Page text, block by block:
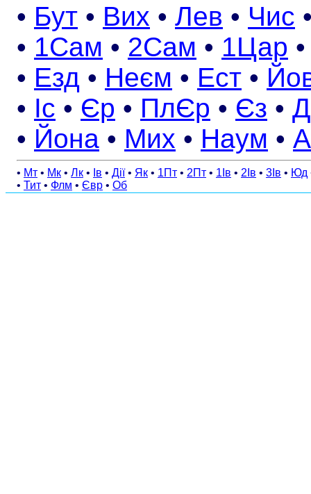
• Бут • Вих • Лев • Чис
• 1Сам • 2Сам • 1Цар
• Езд • Неєм • Ест •
• Іс • Єр • ПлЄр • Єз •
• Йона • Мих • Наум •
• Мт • Мк • Лк • Ів • Дії • Як • 1Пт • 2Пт • 1Ів • 2Ів • 3Ів • Юд
• Тит • Флм • Євр • Об